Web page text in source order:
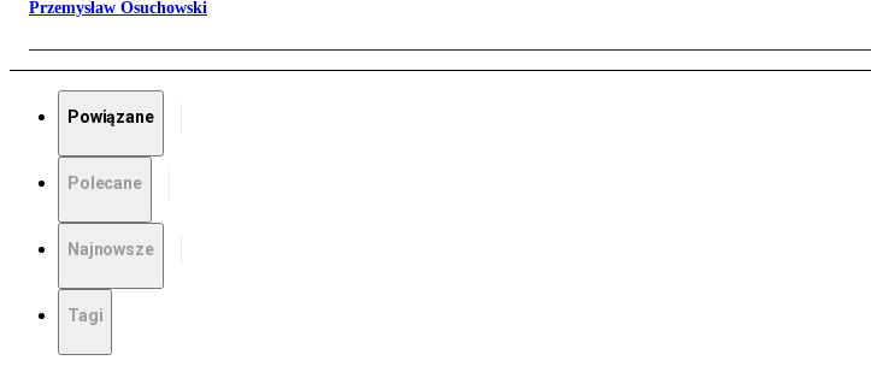
Przemysław Osuchowski
Powiązane
Polecane
Najnowsze
Tagi